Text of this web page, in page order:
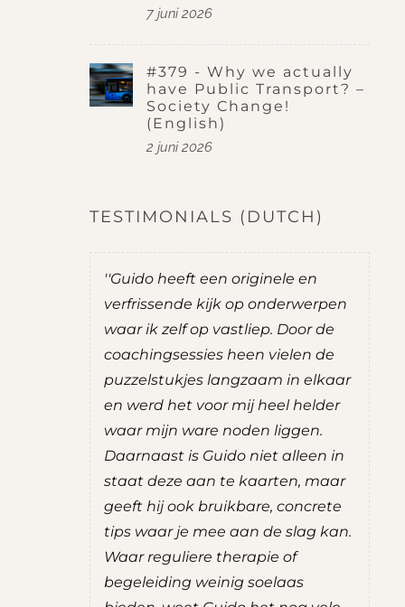
7 juni 2026
#379 - Why we actually
have Public Transport? –
Society Change!
(English)
2 juni 2026
TESTIMONIALS (DUTCH)
''Guido heeft een originele en
verfrissende kijk op onderwerpen
waar ik zelf op vastliep. Door de
coachingsessies heen vielen de
puzzelstukjes langzaam in elkaar
en werd het voor mij heel helder
waar mijn ware noden liggen.
Daarnaast is Guido niet alleen in
staat deze aan te kaarten, maar
geeft hij ook bruikbare, concrete
tips waar je mee aan de slag kan.
Waar reguliere therapie of
begeleiding weinig soelaas